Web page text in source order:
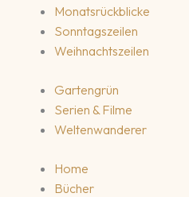
Monatsrückblicke
Sonntagszeilen
Weihnachtszeilen
Gartengrün
Serien & Filme
Weltenwanderer
Home
Bücher